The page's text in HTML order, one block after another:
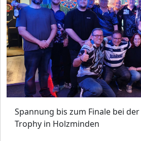
Spannung bis zum Finale bei
Trophy in Holzminden